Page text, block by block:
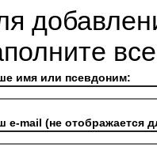
имя или псевдоним:
e-mail (не отображается